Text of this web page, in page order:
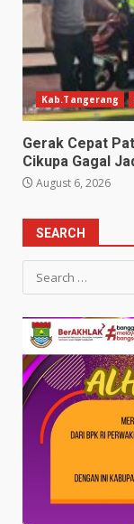
Kab.Tangerang
Gerak Cepat
Cikupa Gagal
August 6, 2026
SEARCH
Search
for: